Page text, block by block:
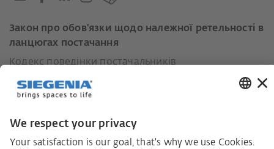
Закон про обов'язки щодо належної ретельності в
ланцюгах постачання
Кодекс поведінки постачальників
Інформаційний лист для постачальників щодо
Закону про належну обачність у ланцюгах
Декларація про принципи стратегії у сфері прав
людини